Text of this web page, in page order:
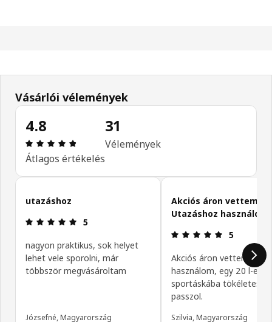
Vásárlói vélemények
4.8
Értékelés: 4.8 / 5 csillagok. Összes vélemény: 31
Átlagos értékelés
31
Vélemények
Vásárlói vélemények kihagyása
utazáshoz
Értékelés: 5 / 5 csillagok.
5
nagyon praktikus, sok helyet
lehet vele sporolni, már
többször megvásároltam
Józsefné, Magyarország
Akciós áron vettem.
Utazáshoz használom,
Értékelés:
5
Akciós áron vettem.
használom, egy 20 l-es
sportáskába tökéletesen
passzol.
Szilvia, Magyarország